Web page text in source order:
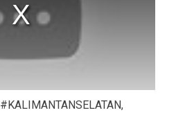
#KALIMANTANSELATAN,